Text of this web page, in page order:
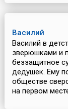
Василий
Василий в
зверюшками и
беззащитное
дедушек. Ему
обществе
на первом